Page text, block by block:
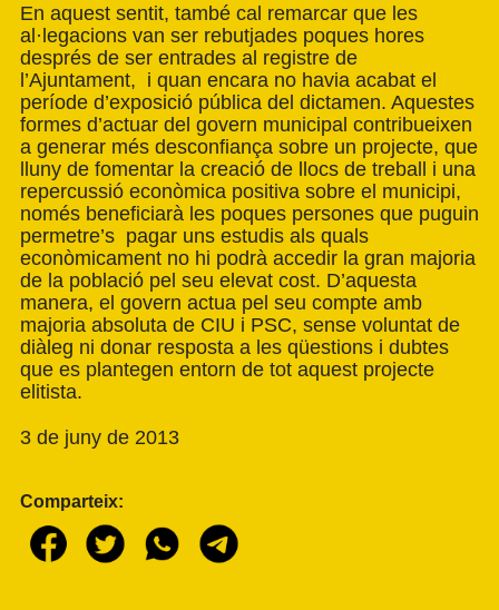
En aquest sentit, també cal remarcar que les
al·legacions van ser rebutjades poques hores
després de ser entrades al registre de
l’Ajuntament, i quan encara no havia acabat el
període d’exposició pública del dictamen. Aquestes
formes d’actuar del govern municipal contribueixen
a generar més desconfiança sobre un projecte, que
lluny de fomentar la creació de llocs de treball i una
repercussió econòmica positiva sobre el municipi,
només beneficiarà les poques persones que puguin
permetre’s pagar uns estudis als quals
econòmicament no hi podrà accedir la gran majoria
de la població pel seu elevat cost. D’aquesta
manera, el govern actua pel seu compte amb
majoria absoluta de CIU i PSC, sense voluntat de
diàleg ni donar resposta a les qüestions i dubtes
que es plantegen entorn de tot aquest projecte
elitista.
3 de juny de 2013
Comparteix: